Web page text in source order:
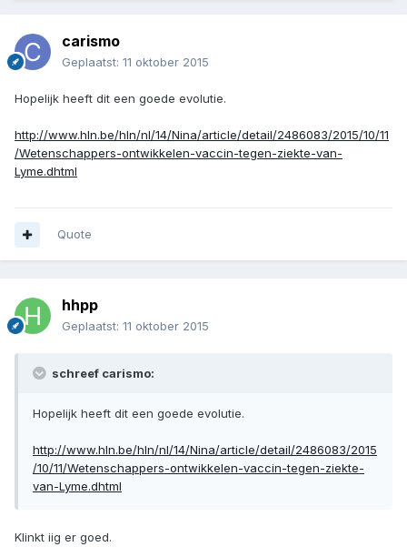
carismo
Geplaatst: 11 oktober 2015
Hopelijk heeft dit een goede evolutie.
http://www.hln.be/hln/nl/14/Nina/article/detail/2486083/2015/10/11
/Wetenschappers-ontwikkelen-vaccin-tegen-ziekte-van-
Lyme.dhtml
Quote
hhpp
Geplaatst: 11 oktober 2015
schreef carismo:
Hopelijk heeft dit een goede evolutie.
http://www.hln.be/hln/nl/14/Nina/article/detail/2486083/2015
/10/11/Wetenschappers-ontwikkelen-vaccin-tegen-ziekte-
van-Lyme.dhtml
Klinkt iig er goed.